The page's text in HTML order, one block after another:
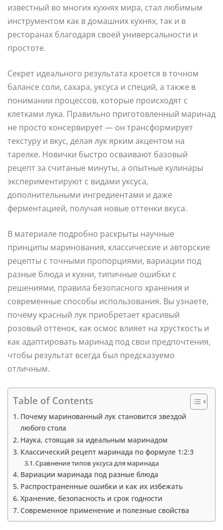
известный во многих кухнях мира, стал любимым
инструментом как в домашних кухнях, так и в
ресторанах благодаря своей универсальности и
простоте.
Секрет идеального результата кроется в точном
балансе соли, сахара, уксуса и специй, а также в
понимании процессов, которые происходят с
клетками лука. Правильно приготовленный маринад
не просто консервирует — он трансформирует
текстуру и вкус, делая лук ярким акцентом на
тарелке. Новички быстро осваивают базовый
рецепт за считаные минуты, а опытные кулинары
экспериментируют с видами уксуса,
дополнительными ингредиентами и даже
ферментацией, получая новые оттенки вкуса.
В материале подробно раскрыты научные
принципы маринования, классические и авторские
рецепты с точными пропорциями, вариации под
разные блюда и кухни, типичные ошибки с
решениями, правила безопасного хранения и
современные способы использования. Вы узнаете,
почему красный лук приобретает красивый
розовый оттенок, как осмос влияет на хрусткость и
как адаптировать маринад под свои предпочтения,
чтобы результат всегда был предсказуемо
отличным.
Table of Contents
Почему маринованный лук становится звездой
любого стола
Наука, стоящая за идеальным маринадом
Классический рецепт маринада по формуле 1:2:3
Сравнение типов уксуса для маринада
Вариации маринада под разные блюда
Распространенные ошибки и как их избежать
Хранение, безопасность и срок годности
Современное применение и полезные свойства